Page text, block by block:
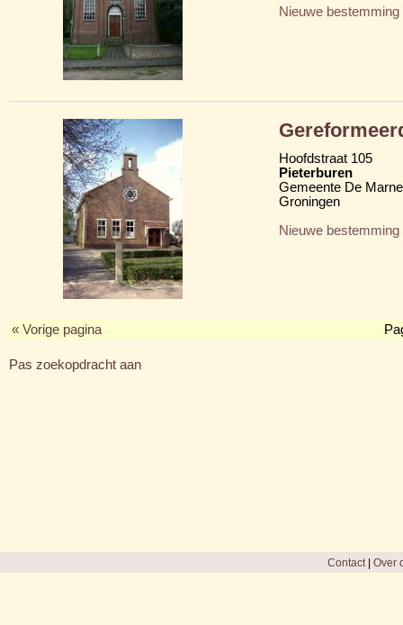
Nieuwe bestemming
Hoofdstraat 105
Pieterburen
Gemeente De Marne
Groningen
Nieuwe bestemming
« Vorige pagina
Pas zoekopdracht aan
Contact| Over